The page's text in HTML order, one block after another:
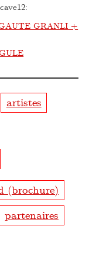
GRANLI +
artistes
(brochure)
partenaires